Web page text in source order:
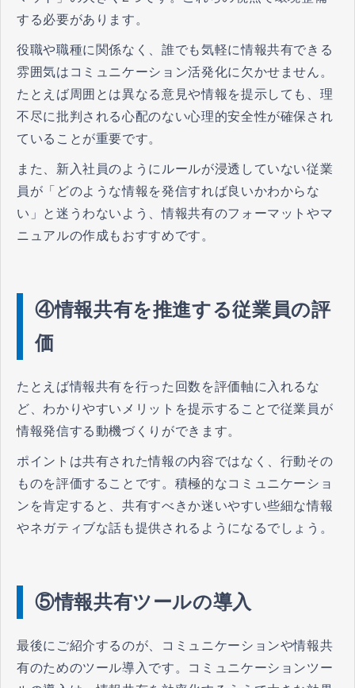
する必要があります。
役職や職種に関係なく、誰でも気軽に情報共有できる
雰囲気はコミュニケーション活発化に欠かせません。
たとえば周囲とは異なる意見や情報を提示しても、理
不尽に批判される心配のない心理的安全性が確保され
ていることが重要です。
また、新入社員のようにルールが浸透していない従業
員が「どのような情報を発信すれば良いかわからな
い」と迷うわないよう、情報共有のフォーマットやマ
ニュアルの作成もおすすめです。
④情報共有を推進する従業員の評
価
たとえば情報共有を行った回数を評価軸に入れるな
ど、わかりやすいメリットを提示することで従業員が
情報発信する動機づくりができます。
ポイントは共有された情報の内容ではなく、行動その
ものを評価することです。積極的なコミュニケーショ
ンを肯定すると、共有すべきか迷いやすい些細な情報
やネガティブな話も提供されるようになるでしょう。
⑤情報共有ツールの導入
最後にご紹介するのが、コミュニケーションや情報共
有のためのツール導入です。コミュニケーションツー